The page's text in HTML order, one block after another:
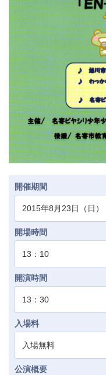
開催期間
2015年8月23日（日）
開場時間
13：10
開演時間
13：30
入場料
入場無料
公演概要